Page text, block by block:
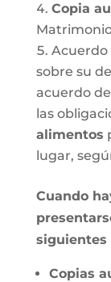
Copia
Acuerdo
sobre su
acuerdo
las
alimentos
lugar,
Cuando
siguientes
Copias